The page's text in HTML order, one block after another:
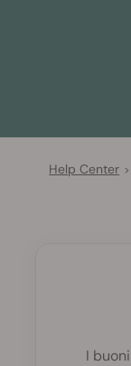
Help Center >
I